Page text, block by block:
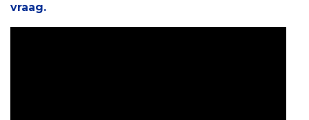
vraag.